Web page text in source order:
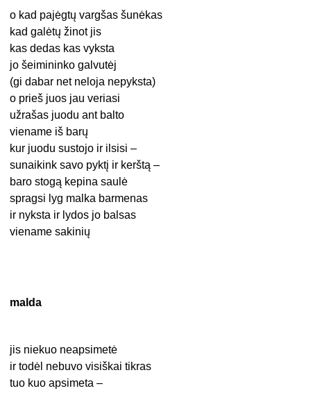
o kad pajėgtų vargšas šunėkas
kad galėtų žinot jis
kas dedas kas vyksta
jo šeimininko galvutėj
(gi dabar net neloja nepyksta)
o prieš juos jau veriasi
užrašas juodu ant balto
viename iš barų
kur juodu sustojo ir ilsisi –
sunaikink savo pyktį ir kerštą –
baro stogą kepina saulė
spragsi lyg malka barmenas
ir nyksta ir lydos jo balsas
viename sakinių
malda
jis niekuo neapsimetė
ir todėl nebuvo visiškai tikras
tuo kuo apsimeta –